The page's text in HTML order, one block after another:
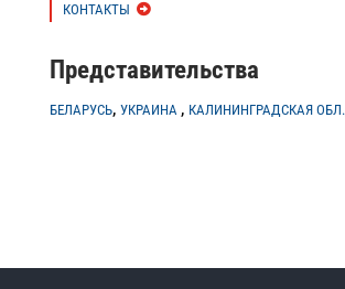
КОНТАКТЫ
Представительства
БЕЛАРУСЬ, УКРАИНА , КАЛИНИНГРАДСКАЯ ОБЛ.